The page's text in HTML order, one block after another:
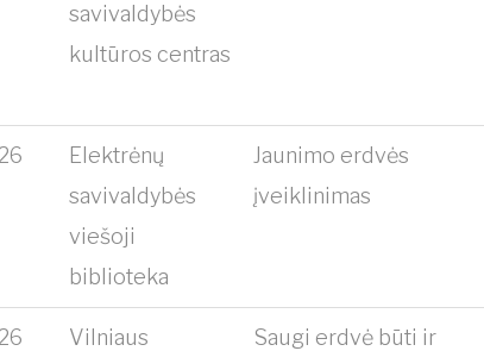
savivaldybės
kultūros centras
Elektrėnų
savivaldybės
viešoji
biblioteka
Jaunimo erdvės
įveiklinimas
Vilniaus
Saugi erdvė būti ir